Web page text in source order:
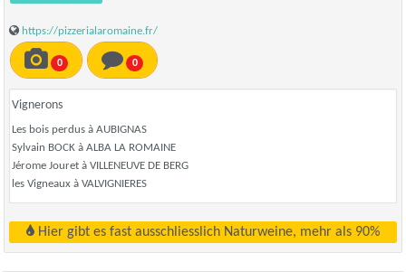
https://pizzerialaromaine.fr/
0 0
Vignerons
Les bois perdus à AUBIGNAS
Sylvain BOCK à ALBA LA ROMAINE
Jérome Jouret à VILLENEUVE DE BERG
les Vigneaux à VALVIGNIERES
Hier gibt es fast ausschliesslich Naturweine, mehr als 90%